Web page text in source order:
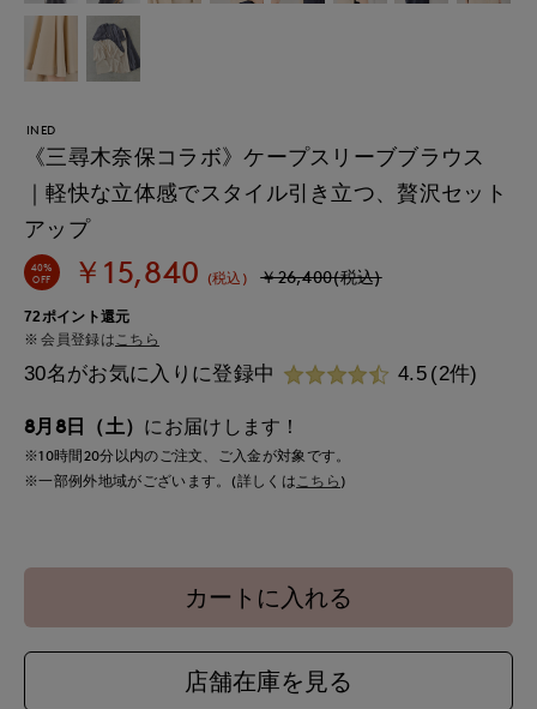
INED
《三尋木奈保コラボ》ケープスリーブブラウス
｜軽快な立体感でスタイル引き立つ、贅沢セット
アップ
40%
OFF
￥15,840 (税込) ￥26,400(税込)
72ポイント還元
会員登録は こちら
30名がお気に入りに登録中 4.5 (2件)
8月8日（土） にお届けします！
※10時間20分以内のご注文、ご入金が対象です。
※一部例外地域がございます。(詳しくはこちら )
カートに入れる
店舗在庫を見る